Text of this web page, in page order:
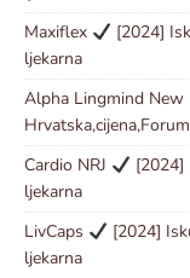
Maxiflex
[2024]
ljekarna
Alpha Lingmind New
Cardio NRJ
[2024]
ljekarna
LivCaps
[2024]
ljekarna